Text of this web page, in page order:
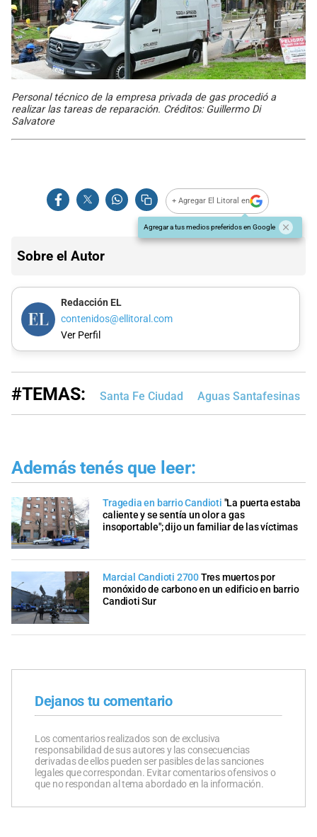
Personal técnico de la empresa privada de gas procedió a
realizar las tareas de reparación. Créditos: Guillermo Di
Salvatore
+ Agregar El Litoral en
Agregar a tus medios preferidos en Google
Sobre el Autor
Redacción EL
contenidos@ellitoral.com
Ver Perfil
#TEMAS: Santa Fe Ciudad Aguas Santafesinas
Además tenés que leer:
Tragedia en barrio Candioti "La puerta estaba
caliente y se sentía un olor a gas
insoportable"; dijo un familiar de las víctimas
Marcial Candioti 2700Tres muertos por
monóxido de carbono en un edificio en barrio
Candioti Sur
Dejanos tu comentario
Los comentarios realizados son de exclusiva
responsabilidad de sus autores y las consecuencias
derivadas de ellos pueden ser pasibles de las sanciones
legales que correspondan. Evitar comentarios ofensivos o
que no respondan al tema abordado en la información.